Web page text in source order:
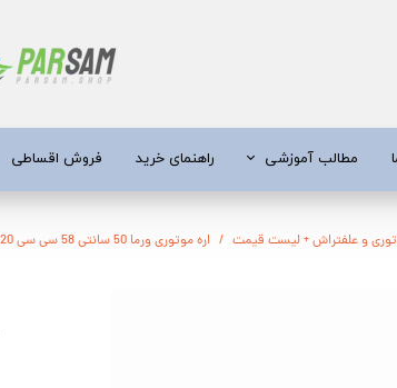
آب
مطالب آموزشی
تیلر
راهنمای خرید فروش اقساطی
و علفتراش + لیست قیمت اره موتوری ورما 50 سانتی 58 سی سی VE20